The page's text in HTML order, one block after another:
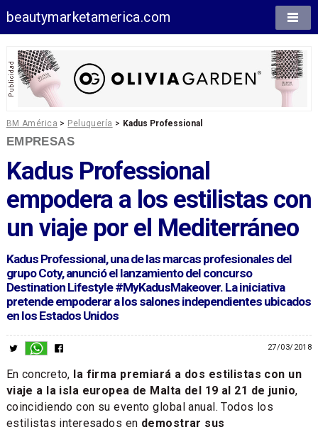
beautymarketamerica.com
BM América > Peluquería > Kadus Professional
EMPRESAS
Kadus Professional
empodera a los estilistas con
un viaje por el Mediterráneo
Kadus Professional, una de las marcas profesionales del
grupo Coty, anunció el lanzamiento del concurso
Destination Lifestyle #MyKadusMakeover. La iniciativa
pretende empoderar a los salones independientes ubicados
en los Estados Unidos
27/03/2018
En concreto, la firma premiará a dos estilistas con un
viaje a la isla europea de Malta del 19 al 21 de junio,
coincidiendo con su evento global anual. Todos los
estilistas interesados en demostrar sus